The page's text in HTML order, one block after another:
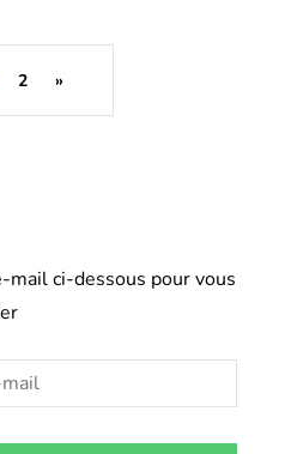
2 »
mail ci-dessous pour vous